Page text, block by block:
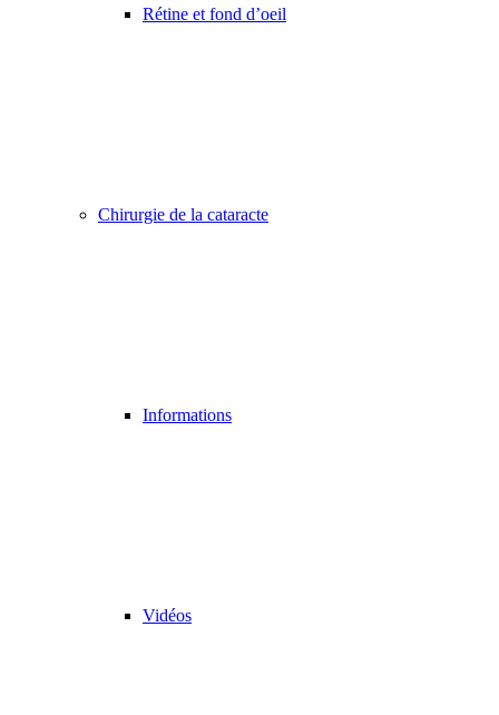
Rétine et fond d’oeil
Chirurgie de la cataracte
Informations
Vidéos